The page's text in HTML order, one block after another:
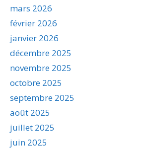
mars 2026
février 2026
janvier 2026
décembre 2025
novembre 2025
octobre 2025
septembre 2025
août 2025
juillet 2025
juin 2025